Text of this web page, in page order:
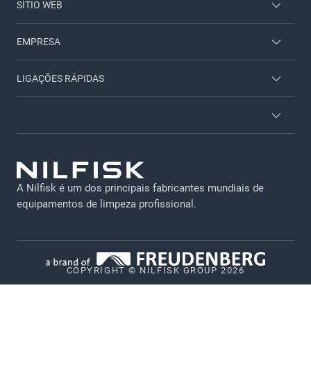
SÍTIO WEB
Nilfisk Doméstico
Acesso empregados
EMPRESA
Sobre nos
LIGAÇÕES RÁPIDAS
Acessórios
Serviço técnico
Emprego
Proteção de dados
Aviso legal
Política de cookies
Política de comunicação de vulnerabilidades
A Nilfisk é um dos principais fabricantes mundiais de
equipamentos de limpeza profissional.
COPYRIGHT © NILFISK GROUP 2026